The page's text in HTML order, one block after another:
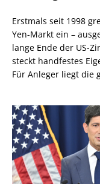
Erstmals seit 1998
Yen-Markt ein –
lange Ende der US-
steckt handfestes
Für Anleger liegt die